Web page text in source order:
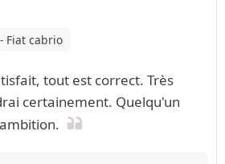
- Fiat cabrio
tout est correct. Très
certainement. Quelqu'un